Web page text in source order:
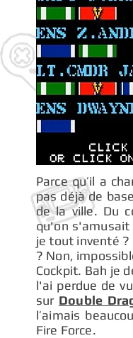
Parce qu’il a
pas déjà de
de la ville. Du
qu'on s'amusait
je tout inventé ?
? Non,
Cockpit. Bah je
l'ai perdue de
sur Double
l’aimais
Fire Force.